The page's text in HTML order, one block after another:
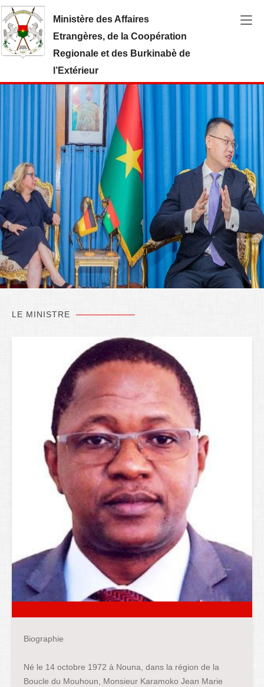
Aller au contenu principal
Ministère des Affaires
Etrangères, de la Coopération
Regionale et des Burkinabè de
l’Extérieur
Previous
LE MINISTRE
Biographie
Né le 14 octobre 1972 à Nouna, dans la région de la
Boucle du Mouhoun, Monsieur Karamoko Jean Marie